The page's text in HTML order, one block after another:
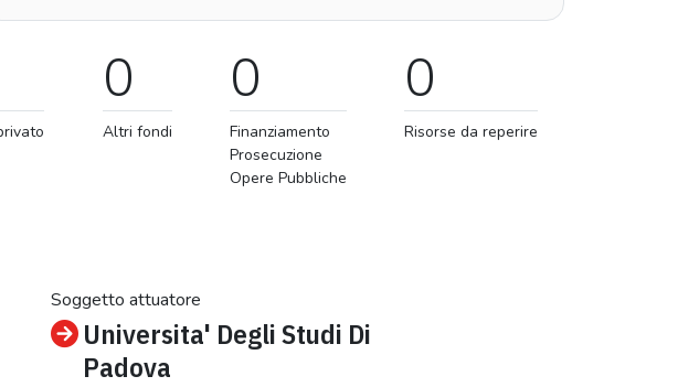
0
Altri fondi
0
Finanziamento
Prosecuzione
Opere Pubbliche
0
Risorse da reperire
Soggetto attuatore
Universita' Degli Studi Di
Padova